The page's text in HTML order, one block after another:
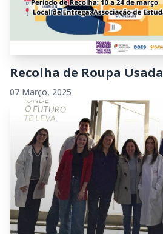
Recolha de Roupa Usada
07 Março, 2025